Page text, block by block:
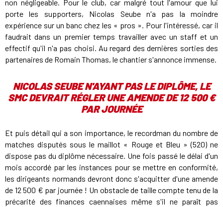
non négligeable. Pour le club, car malgré tout l'amour que lui
porte les supporters, Nicolas Seube n'a pas la moindre
expérience sur un banc chez les « pros ». Pour l'intéressé, car il
faudrait dans un premier temps travailler avec un staff et un
effectif qu'il n'a pas choisi. Au regard des dernières sorties des
partenaires de Romain Thomas, le chantier s'annonce immense.
NICOLAS SEUBE N'AYANT PAS LE DIPLÔME, LE
SMC DEVRAIT RÉGLER UNE AMENDE DE 12 500 €
PAR JOURNÉE
Et puis détail qui a son importance, le recordman du nombre de
matches disputés sous le maillot « Rouge et Bleu » (520) ne
dispose pas du diplôme nécessaire. Une fois passé le délai d'un
mois accordé par les instances pour se mettre en conformité,
les dirigeants normands devront donc s'acquitter d'une amende
de 12 500 € par journée ! Un obstacle de taille compte tenu de la
précarité des finances caennaises même s'il ne paraît pas